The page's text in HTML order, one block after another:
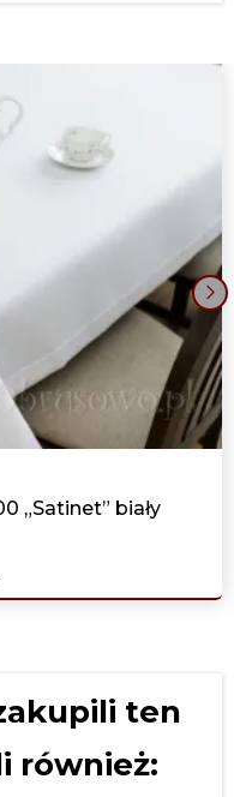
„Satinet” biały
›
ten
również: